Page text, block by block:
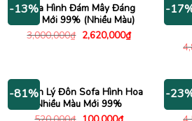
-13%Sofa Hình Đám Mây Đáng
Yêu Mới 99% (Nhiều Màu)
3,000,000₫ Giá
gốc
2,620,000₫Giá
hiện
-
-81%
Thanh Lý Đôn Sofa Hình Hoa
Nhiều Màu Mới 99%
-